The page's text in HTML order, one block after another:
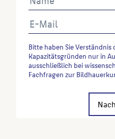
Bitte haben Sie Verständnis
Kapazitätsgründen nur in
ausschließlich bei
Fachfragen zur